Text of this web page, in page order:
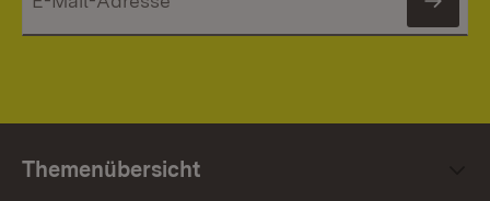
Themenübersicht